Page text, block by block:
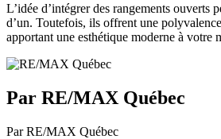
L’idée d’intégrer des rangements ouverts
d’un. Toutefois, ils offrent une
apportant une esthétique moderne à votre
Par RE/MAX Québec
Par RE/MAX Québec